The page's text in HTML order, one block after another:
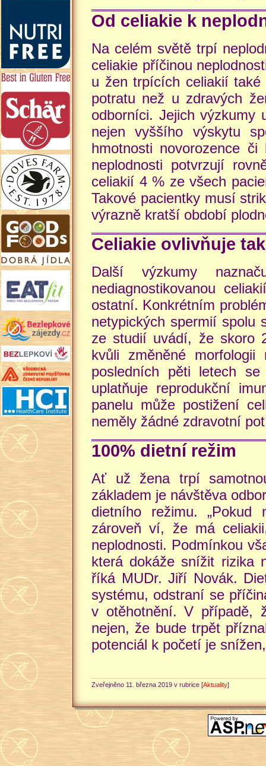
Od celiakie k
Na celém světě trpí
celiakie příčinou
u žen trpících celiakií
potratu než u zdravých
odborníci. Jejich výzkumy
nejen vyššího výskytu
hmotnosti novorozence
neplodnosti potvrzují
celiakií 4 % ze všech
Takové pacientky musí
výrazně kratší období
Celiakie ovlivňuje
Další výzkumy
nediagnostikovanou
ostatní. Konkrétním
netypických spermií spolu
ze studií uvádí, že skoro
kvůli změněné morfologii
posledních pěti letech
uplatňuje reprodukční
panelu může postižení
neměly žádné zdravotní
100% dietní režim
Ať už žena trpí
základem je návštěva
dietního režimu.
zároveň ví, že má
neplodnosti. Podmínkou
která dokáže snížit rizika
říká MUDr. Jiří Novák.
systému, odstraní se
v otěhotnění. V případě,
nejen, že bude trpět
potenciál k početí je
Zveřejněno 11. března 2019 v rubrice [Aktuality]